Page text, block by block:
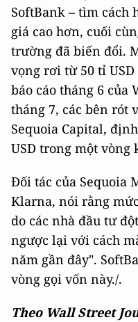
SoftBank – tìm cách
giá cao hơn, cuối
trường đã biến đổi.
vọng rơi từ 50 tỉ
báo cáo tháng 6 của
tháng 7, các bên rót
Sequoia Capital,
USD trong một vòng
Đối tác của Sequoia
Klarna, nói rằng
do các nhà đầu tư
ngược lại với cách
năm gần đây".
vòng gọi vốn này./.
Theo Wall Street